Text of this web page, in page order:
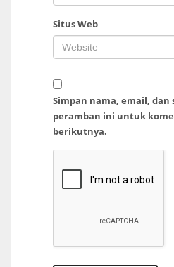
Situs Web
Simpan nama, email, dan
peramban ini untuk
berikutnya.